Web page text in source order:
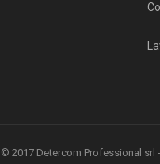
2017 Detercom Professional srl -